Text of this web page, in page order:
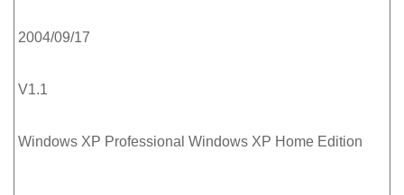
2004/09/17
V1.1
Windows XP Professional Windows XP Home Edition